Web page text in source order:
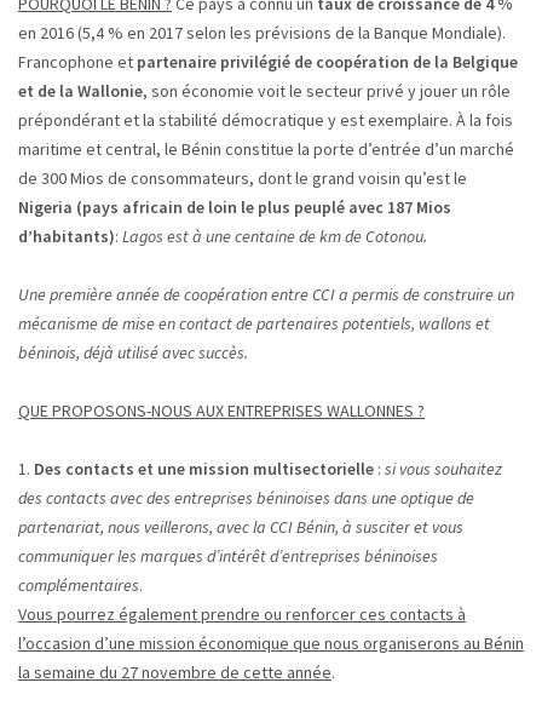
en 2016 (5,4 % en 2017 selon les prévisions de la Banque Mondiale).
Francophone et partenaire privilégié de coopération de la Belgique
et de la Wallonie, son économie voit le secteur privé y jouer un rôle
prépondérant et la stabilité démocratique y est exemplaire. À la fois
maritime et central, le Bénin constitue la porte d’entrée d’un marché
de 300 Mios de consommateurs, dont le grand voisin qu’est le
Nigeria (pays africain de loin le plus peuplé avec 187 Mios
d’habitants): Lagos est à une centaine de km de Cotonou.
Une première année de coopération entre CCI a permis de construire un
mécanisme de mise en contact de partenaires potentiels, wallons et
béninois, déjà utilisé avec succès.
QUE PROPOSONS-NOUS AUX ENTREPRISES WALLONNES ?
1. Des contacts et une mission multisectorielle : si vous souhaitez
des contacts avec des entreprises béninoises dans une optique de
partenariat, nous veillerons, avec la CCI Bénin, à susciter et vous
communiquer les marques d’intérêt d’entreprises béninoises
complémentaires.
Vous pourrez également prendre ou renforcer ces contacts à
l’occasion d’une mission économique que nous organiserons au Bénin
la semaine du 27 novembre de cette année.